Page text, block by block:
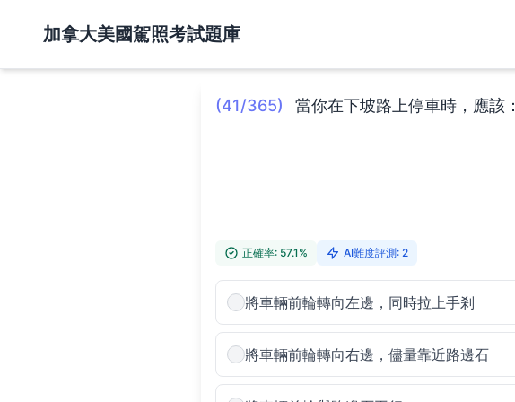
加拿大美國駕照考試題庫
(41/365) 當你在下坡路上停車時，應該：
正確率: 57.1% AI難度評測: 2
將車輛前輪轉向左邊，同時拉上手剎
將車輛前輪轉向右邊，儘量靠近路邊石